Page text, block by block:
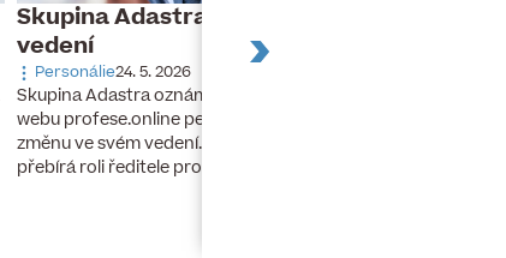
Skupina Adastra mění své
vedení
Personálie24. 5. 2026
Skupina Adastra oznámila redakci
webu profese.online personální
změnu ve svém vedení. Petr Zelenka
přebírá roli ředitele pro umělou…